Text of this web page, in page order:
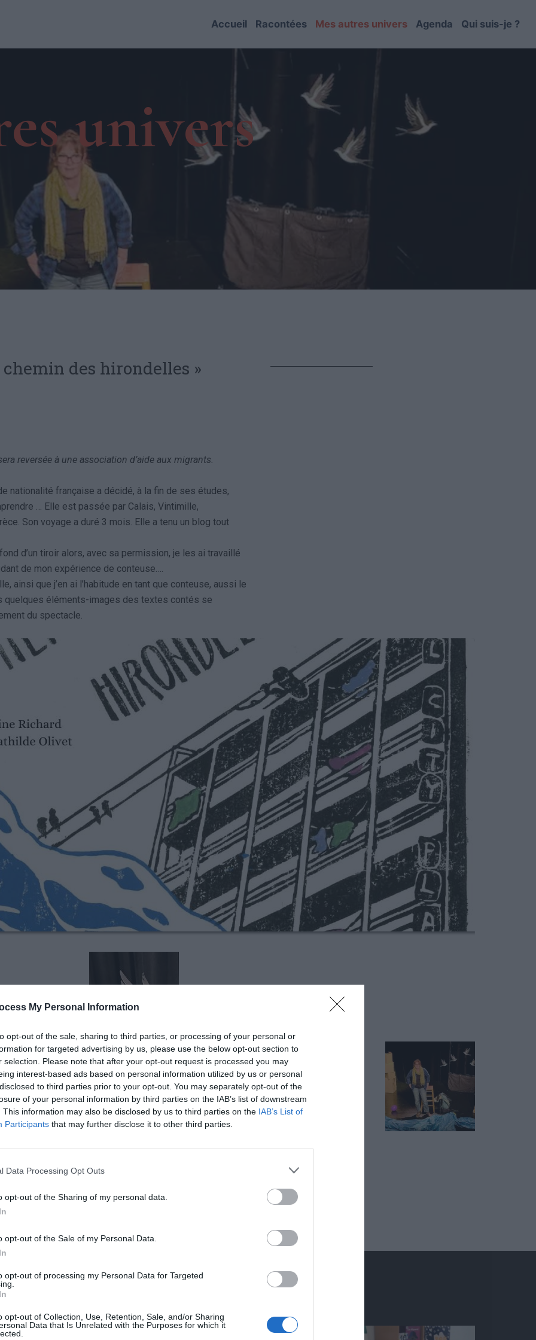
My Personal Information
opt-out of the sale, sharing to third parties, or processing of your personal or
for targeted advertising by us, please use the below opt-out section to
selection. Please note that after your opt-out request is processed you may
interest-based ads based on personal information utilized by us or personal
to third parties prior to your opt-out. You may separately opt-out of the
of your personal information by third parties on the IAB’s list of downstream
This information may also be disclosed by us to third parties on the IAB’s List of
Participants that may further disclose it to other third parties.
Data Processing Opt Outs
opt-out of the Sharing of my personal data.
opt-out of the Sale of my Personal Data.
opt-out of processing my Personal Data for Targeted
opt-out of Collection, Use, Retention, Sale, and/or Sharing
Data that Is Unrelated with the Purposes for which it
Accueil Racontées Mes autres univers Agenda Qui suis-je ?
univers
chemin des hirondelles »
reversée à une association d’aide aux migrants.
nationalité française a décidé, à la fin de ses études,
… Elle est passée par Calais, Vintimille,
Son voyage a duré 3 mois. Elle a tenu un blog tout
d’un tiroir alors, avec sa permission, je les ai travaillé
de mon expérience de conteuse….
ainsi que j’en ai l’habitude en tant que conteuse, aussi le
quelques éléments-images des textes contés se
du spectacle.